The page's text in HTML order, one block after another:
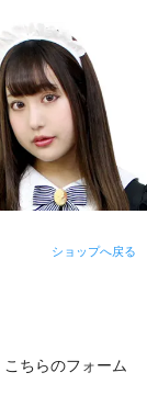
ショップへ戻る
ちらのフォーム